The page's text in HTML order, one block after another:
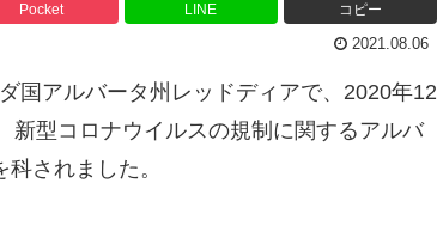
Pocket LINE コピー
2021.08.06
国アルバータ州レッドディアで、2020年12
新型コロナウイルスの規制に関するアルバ
されました。